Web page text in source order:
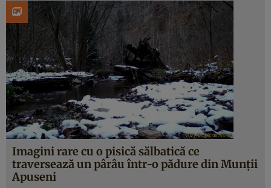
Imagini rare cu o pisică sălbatică ce
traversează un pârâu într-o pădure din Munții
Apuseni